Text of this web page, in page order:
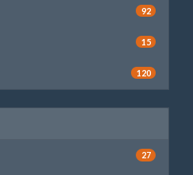
92
15
120
27